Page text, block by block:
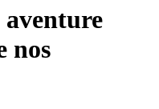
aventure
nos